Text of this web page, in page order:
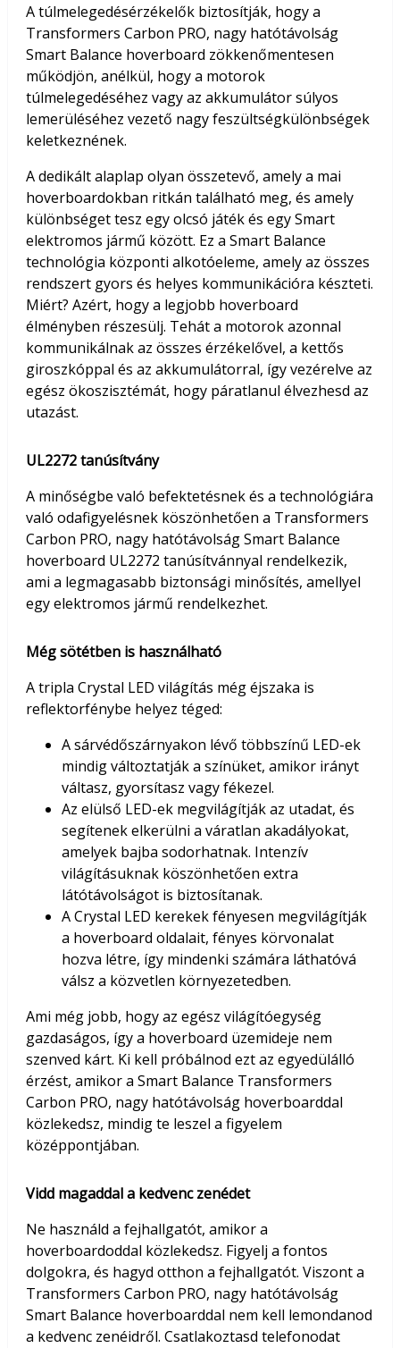
A túlmelegedésérzékelők biztosítják, hogy a
Transformers Carbon PRO, nagy hatótávolság
Smart Balance hoverboard zökkenőmentesen
működjön, anélkül, hogy a motorok
túlmelegedéséhez vagy az akkumulátor súlyos
lemerüléséhez vezető nagy feszültségkülönbségek
keletkeznének.
A dedikált alaplap olyan összetevő, amely a mai
hoverboardokban ritkán található meg, és amely
különbséget tesz egy olcsó játék és egy Smart
elektromos jármű között. Ez a Smart Balance
technológia központi alkotóeleme, amely az összes
rendszert gyors és helyes kommunikációra készteti.
Miért? Azért, hogy a legjobb hoverboard
élményben részesülj. Tehát a motorok azonnal
kommunikálnak az összes érzékelővel, a kettős
giroszkóppal és az akkumulátorral, így vezérelve az
egész ökoszisztémát, hogy páratlanul élvezhesd az
utazást.
UL2272 tanúsítvány
A minőségbe való befektetésnek és a technológiára
való odafigyelésnek köszönhetően a Transformers
Carbon PRO, nagy hatótávolság Smart Balance
hoverboard UL2272 tanúsítvánnyal rendelkezik,
ami a legmagasabb biztonsági minősítés, amellyel
egy elektromos jármű rendelkezhet.
Még sötétben is használható
A tripla Crystal LED világítás még éjszaka is
reflektorfénybe helyez téged:
A sárvédőszárnyakon lévő többszínű LED-ek
mindig változtatják a színüket, amikor irányt
váltasz, gyorsítasz vagy fékezel.
Az elülső LED-ek megvilágítják az utadat, és
segítenek elkerülni a váratlan akadályokat,
amelyek bajba sodorhatnak. Intenzív
világításuknak köszönhetően extra
látótávolságot is biztosítanak.
A Crystal LED kerekek fényesen megvilágítják
a hoverboard oldalait, fényes körvonalat
hozva létre, így mindenki számára láthatóvá
válsz a közvetlen környezetedben.
Ami még jobb, hogy az egész világítóegység
gazdaságos, így a hoverboard üzemideje nem
szenved kárt. Ki kell próbálnod ezt az egyedülálló
érzést, amikor a Smart Balance Transformers
Carbon PRO, nagy hatótávolság hoverboarddal
közlekedsz, mindig te leszel a figyelem
középpontjában.
Vidd magaddal a kedvenc zenédet
Ne használd a fejhallgatót, amikor a
hoverboardoddal közlekedsz. Figyelj a fontos
dolgokra, és hagyd otthon a fejhallgatót. Viszont a
Transformers Carbon PRO, nagy hatótávolság
Smart Balance hoverboarddal nem kell lemondanod
a kedvenc zenéidről. Csatlakoztasd telefonodat